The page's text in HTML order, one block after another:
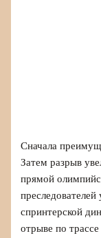
Сначала
Затем разрыв
прямой
спринтерской
отрыве по